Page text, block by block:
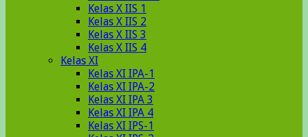
Kelas X IIS 1
Kelas X IIS 2
Kelas X IIS 3
Kelas X IIS 4
Kelas XI
Kelas XI IPA-1
Kelas XI IPA-2
Kelas XI IPA 3
Kelas XI IPA 4
Kelas XI IPS-1